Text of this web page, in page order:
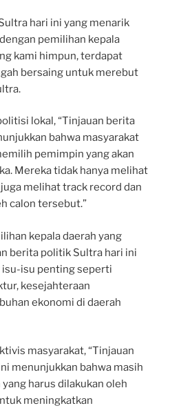
hari ini yang menarik
pemilihan kepala
kami himpun, terdapat
bersaing untuk merebut
lokal, “Tinjauan berita
bahwa masyarakat
pemimpin yang akan
Mereka tidak hanya melihat
melihat track record dan
calon tersebut.”
kepala daerah yang
berita politik Sultra hari ini
isu penting seperti
kesejahteraan
ekonomi di daerah
masyarakat, “Tinjauan
menunjukkan bahwa masih
harus dilakukan oleh
meningkatkan